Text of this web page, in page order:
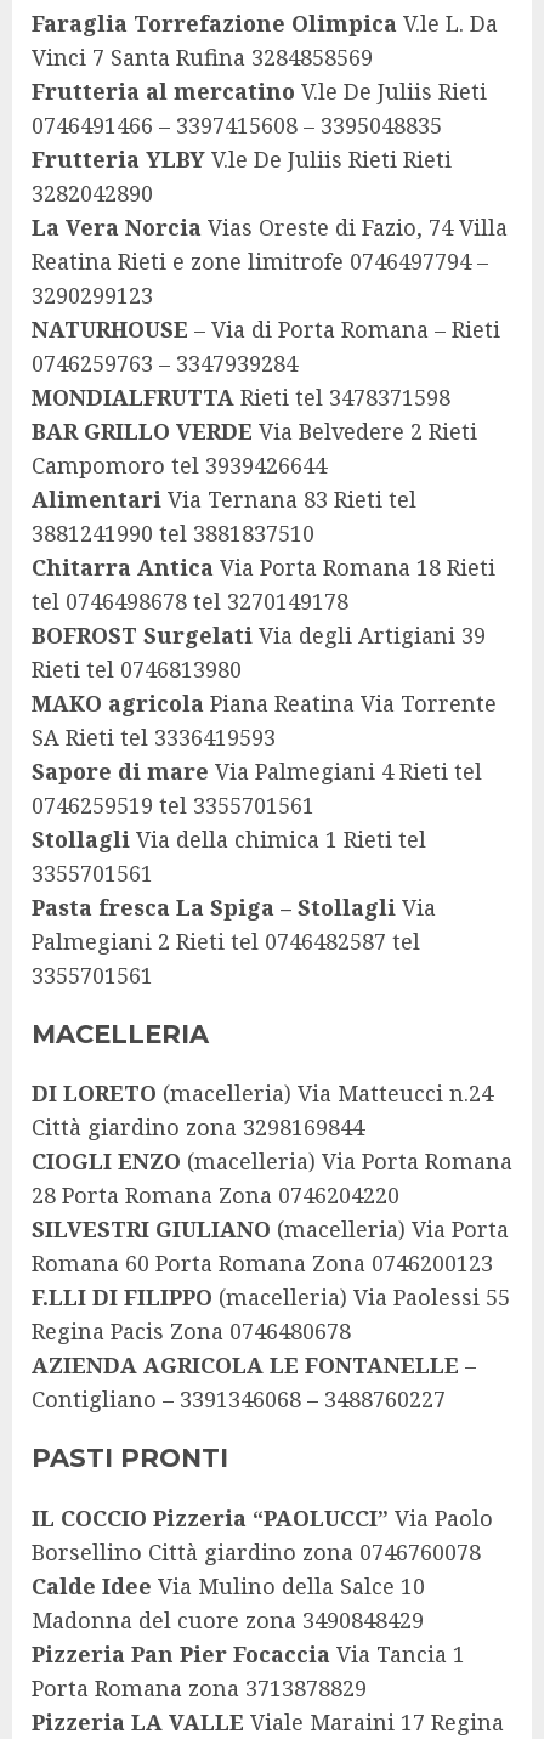
Faraglia Torrefazione Olimpica V.le L. Da
Vinci 7 Santa Rufina 3284858569
Frutteria al mercatino V.le De Juliis Rieti
0746491466 – 3397415608 – 3395048835
Frutteria YLBY V.le De Juliis Rieti Rieti
3282042890
La Vera Norcia Vias Oreste di Fazio, 74 Villa
Reatina Rieti e zone limitrofe 0746497794 –
3290299123
NATURHOUSE – Via di Porta Romana – Rieti
0746259763 – 3347939284
MONDIALFRUTTA Rieti tel 3478371598
BAR GRILLO VERDE Via Belvedere 2 Rieti
Campomoro tel 3939426644
Alimentari Via Ternana 83 Rieti tel
3881241990 tel 3881837510
Chitarra Antica Via Porta Romana 18 Rieti
tel 0746498678 tel 3270149178
BOFROST Surgelati Via degli Artigiani 39
Rieti tel 0746813980
MAKO agricola Piana Reatina Via Torrente
SA Rieti tel 3336419593
Sapore di mare Via Palmegiani 4 Rieti tel
0746259519 tel 3355701561
Stollagli Via della chimica 1 Rieti tel
3355701561
Pasta fresca La Spiga – Stollagli Via
Palmegiani 2 Rieti tel 0746482587 tel
3355701561
MACELLERIA
DI LORETO (macelleria) Via Matteucci n.24
Città giardino zona 3298169844
CIOGLI ENZO (macelleria) Via Porta Romana
28 Porta Romana Zona 0746204220
SILVESTRI GIULIANO (macelleria) Via Porta
Romana 60 Porta Romana Zona 0746200123
F.LLI DI FILIPPO (macelleria) Via Paolessi 55
Regina Pacis Zona 0746480678
AZIENDA AGRICOLA LE FONTANELLE –
Contigliano – 3391346068 – 3488760227
PASTI PRONTI
IL COCCIO Pizzeria “PAOLUCCI” Via Paolo
Borsellino Città giardino zona 0746760078
Calde Idee Via Mulino della Salce 10
Madonna del cuore zona 3490848429
Pizzeria Pan Pier Focaccia Via Tancia 1
Porta Romana zona 3713878829
Pizzeria LA VALLE Viale Maraini 17 Regina